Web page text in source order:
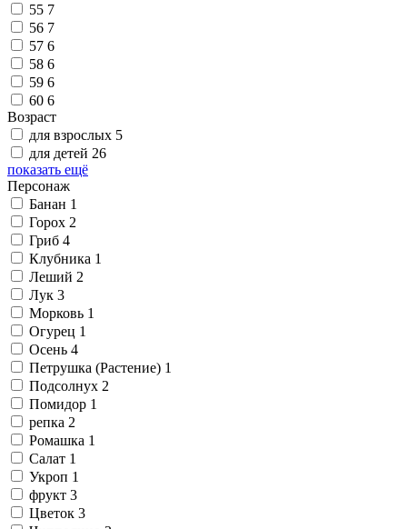
55 7
56 7
57 6
58 6
59 6
60 6
Возраст
для взрослых 5
для детей 26
показать ещё
Персонаж
Банан 1
Горох 2
Гриб 4
Клубника 1
Леший 2
Лук 3
Морковь 1
Огурец 1
Осень 4
Петрушка (Растение) 1
Подсолнух 2
Помидор 1
репка 2
Ромашка 1
Салат 1
Укроп 1
фрукт 3
Цветок 3